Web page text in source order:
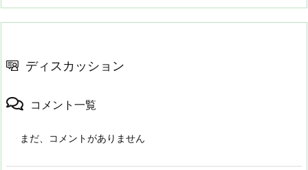
ディスカッション
コメント一覧
まだ、コメントがありません